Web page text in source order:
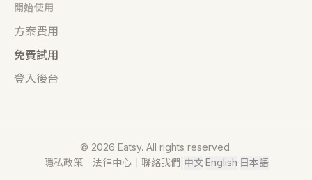
開始使用
方案費用
免費試用
登入後台
© 2026 Eatsy. All rights reserved.
隱私政策｜ 法律中心｜ 聯絡我們| 中文·English 日本語